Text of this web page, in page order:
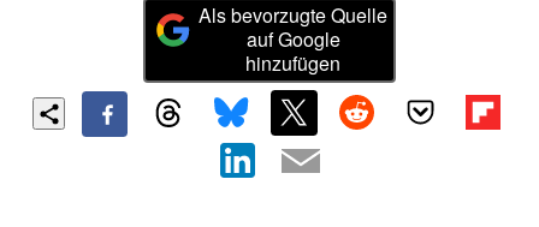
Als bevorzugte Quelle
auf Google
hinzufügen